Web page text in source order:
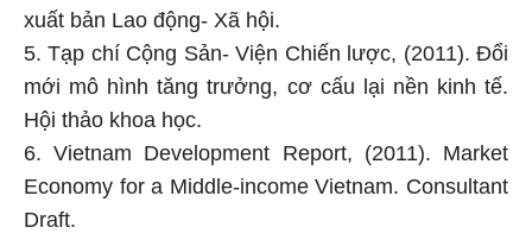
xuất bản Lao động- Xã hội.
5. Tạp chí Cộng Sản- Viện Chiến lược, (2011). Đổi
mới mô hình tăng trưởng, cơ cấu lại nền kinh tế.
Hội thảo khoa học.
6. Vietnam Development Report, (2011). Market
Economy for a Middle-income Vietnam. Consultant
Draft.